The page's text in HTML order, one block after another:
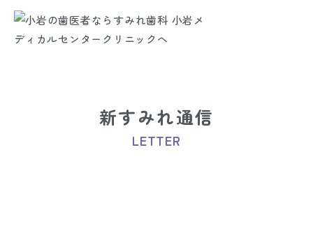
新すみれ通信
LETTER